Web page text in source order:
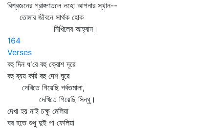
বিশ্বজনের প্রাঙ্গণতলে লহো আপনার স্থান--
তোমার জীবনে সার্থক হোক
নিখিলের আহ্বান।
164
Verses
বহু দিন ধ'রে বহু ক্রোশ দূরে
বহু ব্যয় করি বহু দেশ ঘুরে
দেখিতে গিয়েছি পর্বতমালা,
দেখিতে গিয়েছি সিন্ধু।
দেখা হয় নাই চক্ষু মেলিয়া
ঘর হতে শুধু দুই পা ফেলিয়া